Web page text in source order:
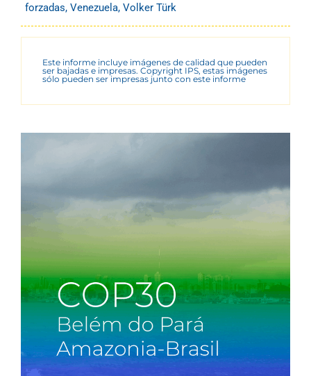
forzadas, Venezuela, Volker Türk
Este informe incluye imágenes de calidad que pueden
ser bajadas e impresas. Copyright IPS, estas imágenes
sólo pueden ser impresas junto con este informe